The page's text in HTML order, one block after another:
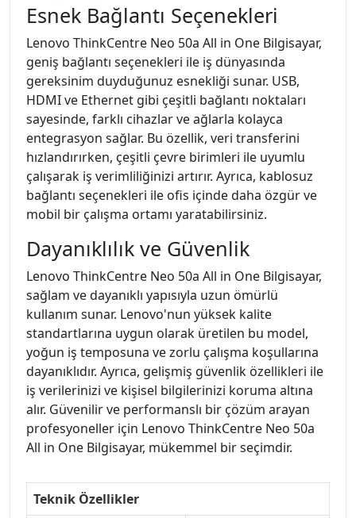
Esnek Bağlantı Seçenekleri
Lenovo ThinkCentre Neo 50a All in One Bilgisayar,
geniş bağlantı seçenekleri ile iş dünyasında
gereksinim duyduğunuz esnekliği sunar. USB,
HDMI ve Ethernet gibi çeşitli bağlantı noktaları
sayesinde, farklı cihazlar ve ağlarla kolayca
entegrasyon sağlar. Bu özellik, veri transferini
hızlandırırken, çeşitli çevre birimleri ile uyumlu
çalışarak iş verimliliğinizi artırır. Ayrıca, kablosuz
bağlantı seçenekleri ile ofis içinde daha özgür ve
mobil bir çalışma ortamı yaratabilirsiniz.
Dayanıklılık ve Güvenlik
Lenovo ThinkCentre Neo 50a All in One Bilgisayar,
sağlam ve dayanıklı yapısıyla uzun ömürlü
kullanım sunar. Lenovo'nun yüksek kalite
standartlarına uygun olarak üretilen bu model,
yoğun iş temposuna ve zorlu çalışma koşullarına
dayanıklıdır. Ayrıca, gelişmiş güvenlik özellikleri ile
iş verilerinizi ve kişisel bilgilerinizi koruma altına
alır. Güvenilir ve performanslı bir çözüm arayan
profesyoneller için Lenovo ThinkCentre Neo 50a
All in One Bilgisayar, mükemmel bir seçimdir.
Teknik Özellikler